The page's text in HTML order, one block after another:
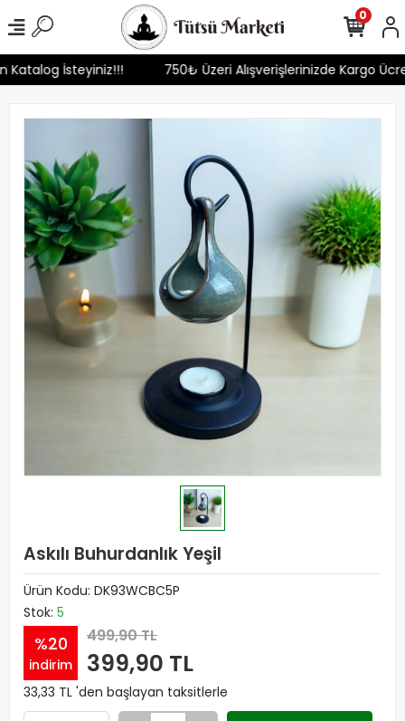
Katalog İsteyiniz!!! 750₺ Üzeri Alışverişlerinizde Kargo
0
Askılı Buhurdanlık Yeşil
Ürün Kodu: DK93WCBC5P
Stok: 5
%20
indirim
499,90 TL
399,90 TL
33,33 TL 'den başlayan taksitlerle